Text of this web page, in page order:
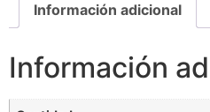
Información adicional
Información